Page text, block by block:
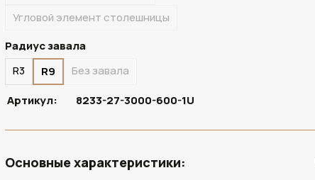
Угловой элемент столешницы
Радиус завала
R3
R9
Без завала
Артикул:
8233-27-3000-600-1U
Основные характеристики: